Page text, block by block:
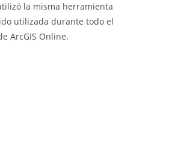
la misma herramienta
utilizada durante todo el
ArcGIS Online.